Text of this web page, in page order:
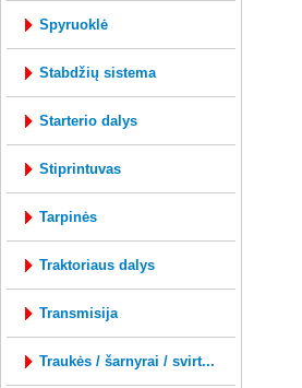
spyruoklė
stabdžių sistema
starterio dalys
stiprintuvas
tarpinės
traktoriaus dalys
transmisija
traukės / šarnyrai / svirt...